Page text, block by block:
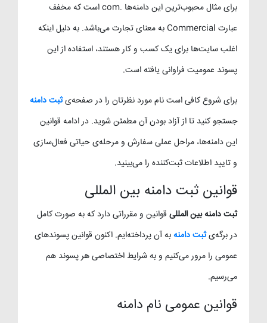
برای مثال محبوب‌ترین این دامنه‌ها .com است که مخفف
عبارت Commercial به معنای تجارت می‌باشد. به دلیل اینکه
اغلب سایت‌ها برای یک کسب و کار هستند، استفاده از این
پسوند عمومیت فراوانی یافته است.
برای شروع کافی است نام مورد نظرتان را در صفحه‌یثبت دامنه
جستجو کنید تا از آزاد بودن آن مطمئن شوید. در ادامه قوانین
این دامنه‌ها، مراحل عملی سفارش و مرحله‌ی حیاتی فعال‌سازی
و تایید اطلاعات ثبت‌کننده را می‌بینید.
قوانین ثبت دامنه بین المللی
ثبت دامنه بین المللی قوانین و مقرراتی دارد که به صورت کامل
در برگه‌یثبت دامنه به آن پرداخته‌ایم. اکنون قوانین پسوندهای
عمومی را مرور می‌کنیم و به شرایط اختصاصی هر پسوند هم
می‌رسیم.
قوانین عمومی نام دامنه